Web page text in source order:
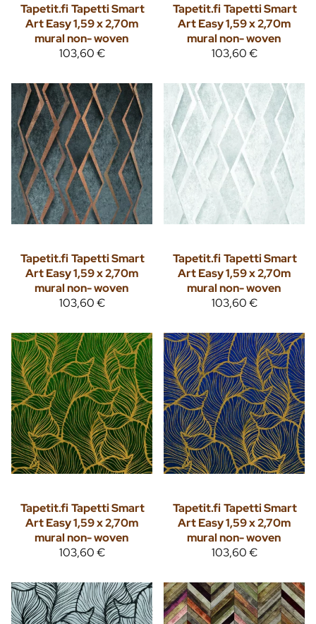
Tapetit.fiTapetti Smart
Art Easy 1,59 x 2,70m
mural non- woven
103,60 €
Tapetit.fiTapetti Smart
Art Easy 1,59 x 2,70m
mural non- woven
103,60 €
Tapetit.fiTapetti Smart
Art Easy 1,59 x 2,70m
mural non- woven
103,60 €
Tapetit.fiTapetti Smart
Art Easy 1,59 x 2,70m
mural non- woven
103,60 €
Tapetit.fiTapetti Smart
Art Easy 1,59 x 2,70m
mural non- woven
103,60 €
Tapetit.fiTapetti Smart
Art Easy 1,59 x 2,70m
mural non- woven
103,60 €